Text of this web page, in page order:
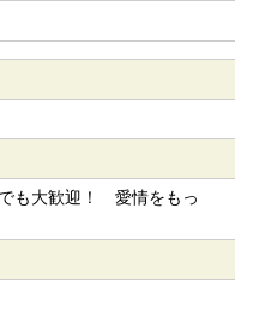
も大歓迎！ 愛情をもっ